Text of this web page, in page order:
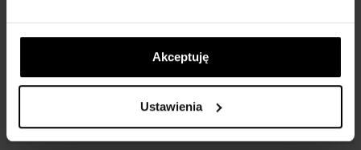
Akceptuję
Ustawienia
Dźwignie hamulca STANDARD / KIDS
Błotniki PLASTIC / COLOR